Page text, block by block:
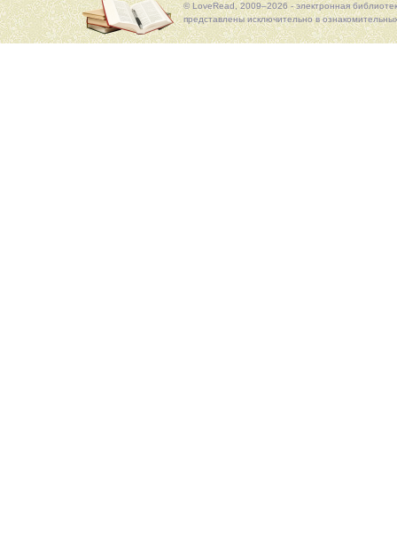
© LoveRead, 2009–2026 - электронная
представлены исключительно в